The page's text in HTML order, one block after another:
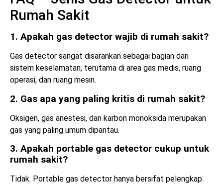
Rumah Sakit
1. Apakah gas detector wajib di rumah sakit?
Gas detector sangat disarankan sebagai bagian dari
sistem keselamatan, terutama di area gas medis, ruang
operasi, dan ruang mesin.
2. Gas apa yang paling kritis di rumah sakit?
Oksigen, gas anestesi, dan karbon monoksida merupakan
gas yang paling umum dipantau.
3. Apakah portable gas detector cukup untuk
rumah sakit?
Tidak. Portable gas detector hanya bersifat pelengkap.